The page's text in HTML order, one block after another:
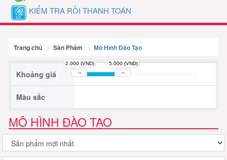
KIỂM TRA RỒI THANH TOÁN
Trang chủ Sản Phẩm Mô Hình Đào Tạo
Khoảng giá
2.000 (VND) 5.000 (VND)
Màu sắc
MÔ HÌNH ĐÀO TẠO